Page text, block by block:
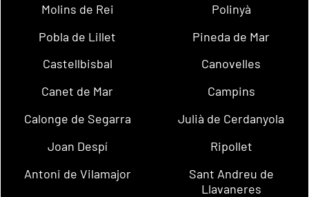
Molins de Rei
Polinyà
Pobla de Lillet
Pineda de Mar
Castellbisbal
Canovelles
Canet de Mar
Campins
Calonge de Segarra
Julià de Cerdanyola
Joan Despí
Ripollet
Antoni de Vilamajor
Sant Andreu de
Llavaneres